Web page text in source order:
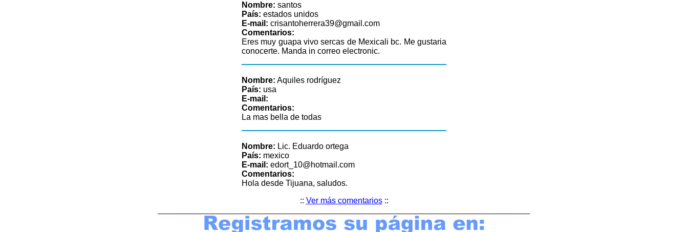
Nombre: santos
País: estados unidos
E-mail: crisantoherrera39@gmail.com
Comentarios:
Eres muy guapa vivo sercas de Mexicali bc. Me gustaria
conocerte. Manda in correo electronic.
Nombre: Aquiles rodríguez
País: usa
E-mail:
Comentarios:
La mas bella de todas
Nombre: Lic. Eduardo ortega
País: mexico
E-mail: edort_10@hotmail.com
Comentarios:
Hola desde Tijuana, saludos.
:: Ver más comentarios::